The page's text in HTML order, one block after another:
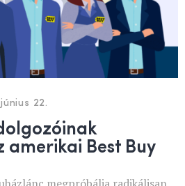
június 22.
amerikai Best Buy
megpróbálja radikálisan